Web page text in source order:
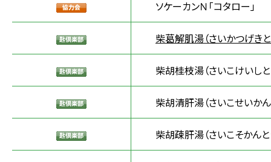
ソケーカンＮ「コタロー」
柴葛解肌湯（さいかつげき
柴胡桂枝湯（さいこけいしと
柴胡清肝湯（さいこせいか
柴胡疎肝湯（さいこそかんと